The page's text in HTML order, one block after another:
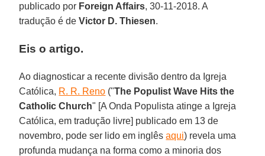
publicado por Foreign Affairs, 30-11-2018. A
tradução é deVictor D. Thiesen.
Eis o artigo.
Ao diagnosticar a recente divisão dentro da Igreja
Católica, R. R. Reno ("The Populist Wave Hits the
Catholic Church" [A Onda Populista atinge a Igreja
Católica, em tradução livre] publicado em 13 de
novembro, pode ser lido em inglêsaqui) revela uma
profunda mudança na forma como a minoria dos